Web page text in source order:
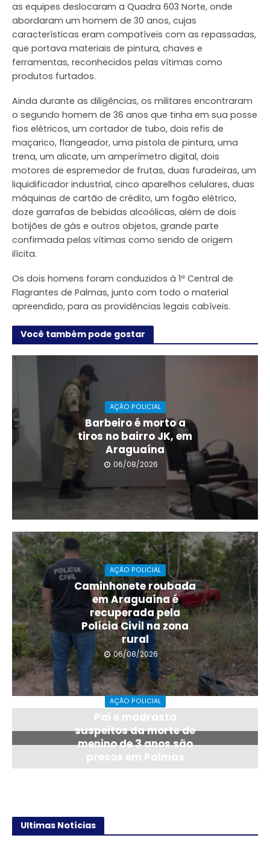
as equipes deslocaram a Quadra 603 Norte, onde
abordaram um homem de 30 anos, cujas
características eram compatíveis com as repassadas,
que portava materiais de pintura, chaves e
ferramentas, reconhecidos pelas vítimas como
produtos furtados.
Ainda durante as diligências, os militares encontraram
o segundo homem de 36 anos que tinha em sua posse
fios elétricos, um cortador de tubo, dois refis de
maçarico, flangeador, uma pistola de pintura, uma
trena, um alicate, um amperímetro digital, dois
motores de espremedor de frutas, duas furadeiras, um
liquidificador industrial, cinco aparelhos celulares, duas
máquinas de cartão de crédito, um fogão elétrico,
doze garrafas de bebidas alcoólicas, além de dois
botijões de gás e outros objetos, grande parte
confirmada pelas vítimas como sendo de origem
ilícita.
Os dois homens foram conduzidos à 1ª Central de
Flagrantes de Palmas, junto com todo o material
apreendido, para as providências legais cabíveis.
Você também pode gostar
AÇÃO POLICIAL
Barbeiro é morto a
tiros no bairro JK, em
Araguaína
06/08/2026
AÇÃO POLICIAL
Caminhonete roubada
em Araguaína é
recuperada pela
Polícia Civil na zona
rural
06/08/2026
AÇÃO POLICIAL
Pai e madrasta
suspeitos da morte de
menino de 3 anos são
presos em Palmas
Ultimas Notícias